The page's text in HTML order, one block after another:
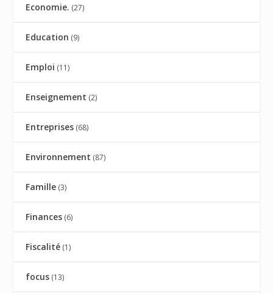
Economie. (27)
Education (9)
Emploi (11)
Enseignement (2)
Entreprises (68)
Environnement (87)
Famille (3)
Finances (6)
Fiscalité (1)
focus (13)